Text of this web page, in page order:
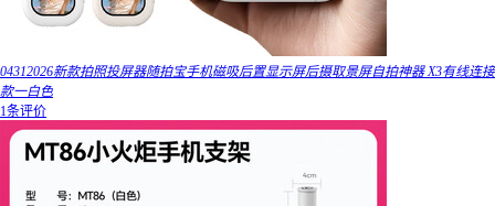
04312026新款拍照投屏器随拍宝手机磁吸后置显示屏后摄取景屏自拍神器 X3有线连接
款一白色
1条评价